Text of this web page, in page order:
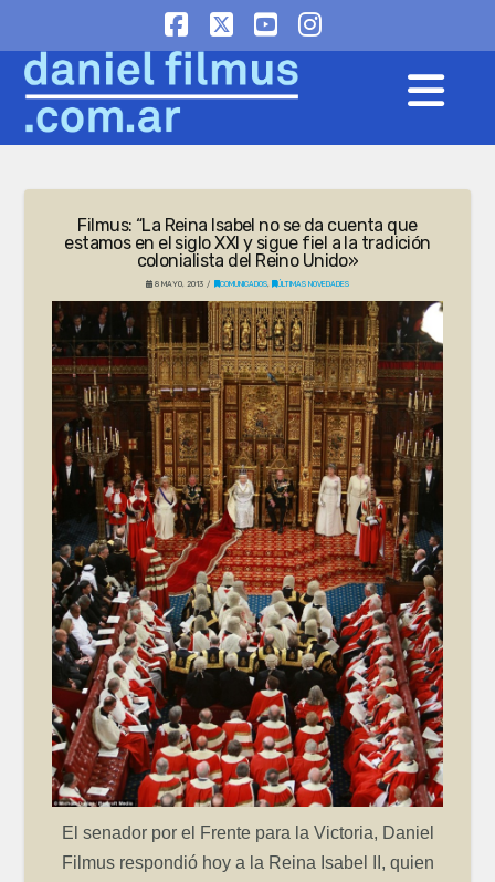
Facebook
X YouTube
Instagram
Filmus: “La Reina Isabel no se da cuenta que
estamos en el siglo XXI y sigue fiel a la tradición
colonialista del Reino Unido»
8 MAYO, 2013 COMUNICADOS, ÚLTIMAS NOVEDADES
El senador por el Frente para la Victoria, Daniel
Filmus respondió hoy a la Reina Isabel II, quien